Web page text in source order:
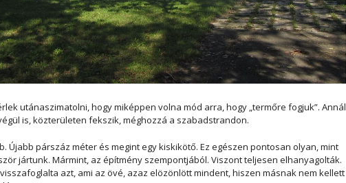
hogy miképpen volna mód arra, hogy „termőre fogjuk”. Annál
is, közterületen fekszik, méghozzá a szabadstrandon.
Újabb párszáz méter és megint egy kiskikötő. Ez egészen pontosan olyan, mint
jártunk. Mármint, az építmény szempontjából. Viszont teljesen elhanyagolták.
azt, ami az övé, azaz elözönlött mindent, hiszen másnak nem kellett